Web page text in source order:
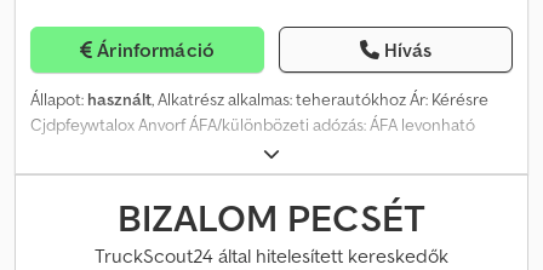
Árinformáció Hívás
Állapot: használt, Alkatrész alkalmas: teherautókhoz Ár: Kérésre
Cjdpfeywtalox Anvorf ÁFA/különbözeti adózás: ÁFA levonható
BIZALOM PECSÉT
TruckScout24 által hitelesített kereskedők